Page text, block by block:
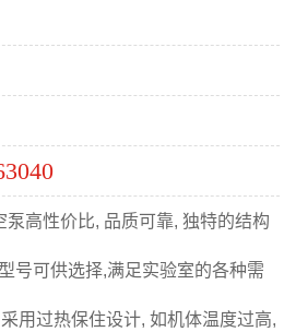
高性价比, 品质可靠, 独特的结构
号可供选择,满足实验室的各种需
用过热保住设计, 如机体温度过高,